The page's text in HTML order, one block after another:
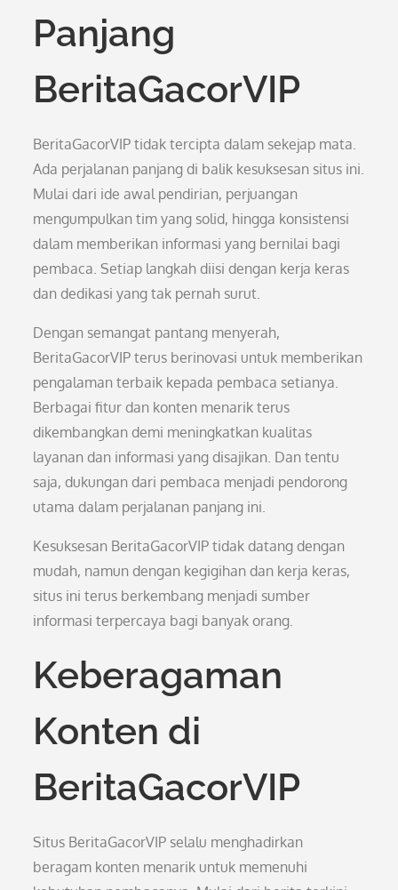
Panjang
BeritaGacorVIP
BeritaGacorVIP tidak tercipta dalam sekejap mata.
Ada perjalanan panjang di balik kesuksesan situs ini.
Mulai dari ide awal pendirian, perjuangan
mengumpulkan tim yang solid, hingga konsistensi
dalam memberikan informasi yang bernilai bagi
pembaca. Setiap langkah diisi dengan kerja keras
dan dedikasi yang tak pernah surut.
Dengan semangat pantang menyerah,
BeritaGacorVIP terus berinovasi untuk memberikan
pengalaman terbaik kepada pembaca setianya.
Berbagai fitur dan konten menarik terus
dikembangkan demi meningkatkan kualitas
layanan dan informasi yang disajikan. Dan tentu
saja, dukungan dari pembaca menjadi pendorong
utama dalam perjalanan panjang ini.
Kesuksesan BeritaGacorVIP tidak datang dengan
mudah, namun dengan kegigihan dan kerja keras,
situs ini terus berkembang menjadi sumber
informasi terpercaya bagi banyak orang.
Keberagaman
Konten di
BeritaGacorVIP
Situs BeritaGacorVIP selalu menghadirkan
beragam konten menarik untuk memenuhi